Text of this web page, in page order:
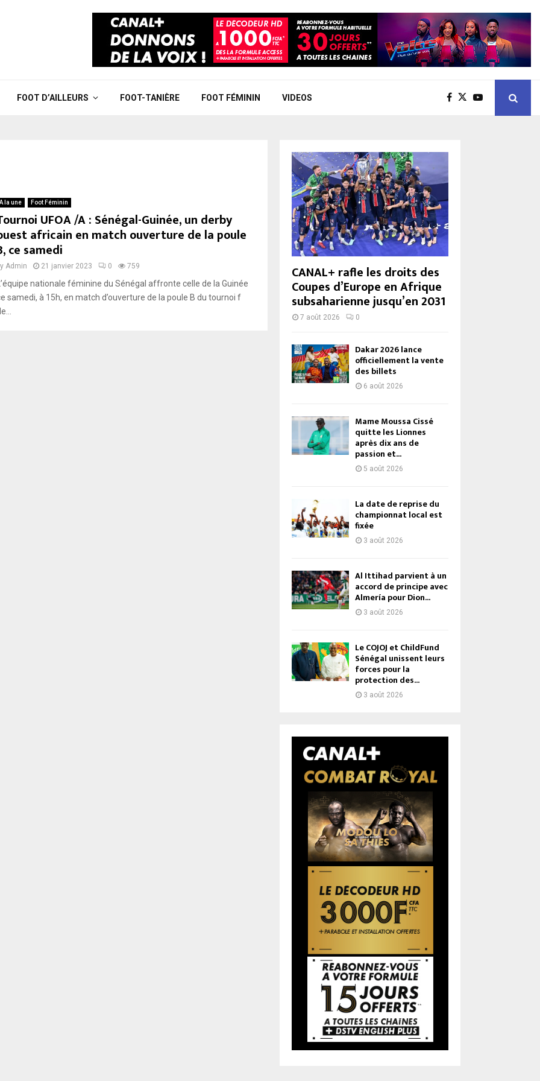
FOOT D’AILLEURS FOOT-TANIÈRE FOOT FÉMININ VIDEOS
A la une Foot Féminin
UFOA /A : Sénégal-Guinée, un derby
africain en match ouverture de la poule
ce samedi
Admin 21 janvier 2023 0 759
nationale féminine du Sénégal affronte celle de la Guinée
samedi, à 15h, en match d’ouverture de la poule B du tournoi f
CANAL+ rafle les droits des
Coupes d’Europe en Afrique
subsaharienne jusqu’en 2031
7 août 2026 0
Dakar 2026 lance
officiellement la vente
des billets
6 août 2026
Mame Moussa Cissé
quitte les Lionnes
après dix ans de
passion et...
5 août 2026
La date de reprise du
championnat local est
fixée
3 août 2026
Al Ittihad parvient à un
accord de principe avec
Almería pour Dion...
3 août 2026
Le COJOJ et ChildFund
Sénégal unissent leurs
forces pour la
protection des...
3 août 2026